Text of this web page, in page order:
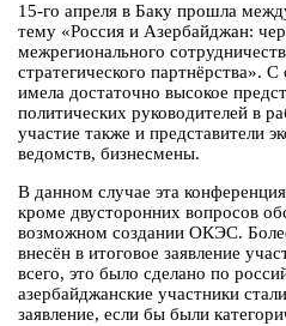
15-го апреля в Баку прошла
тему «Россия и Азербайджан:
межрегионального
стратегического партнёрства».
имела достаточно высокое
политических руководителей в
участие также и представители
ведомств, бизнесмены.
В данном случае эта
кроме двусторонних вопросов
возможном создании ОКЭС.
внесён в итоговое заявление
всего, это было сделано по
азербайджанские участники
заявление, если бы были